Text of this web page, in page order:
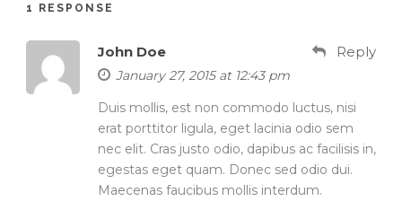
1 RESPONSE
John Doe
January 27, 2015 at 12:43 pm
Reply
Duis mollis, est non commodo luctus, nisi
erat porttitor ligula, eget lacinia odio sem
nec elit. Cras justo odio, dapibus ac facilisis in,
egestas eget quam. Donec sed odio dui.
Maecenas faucibus mollis interdum.